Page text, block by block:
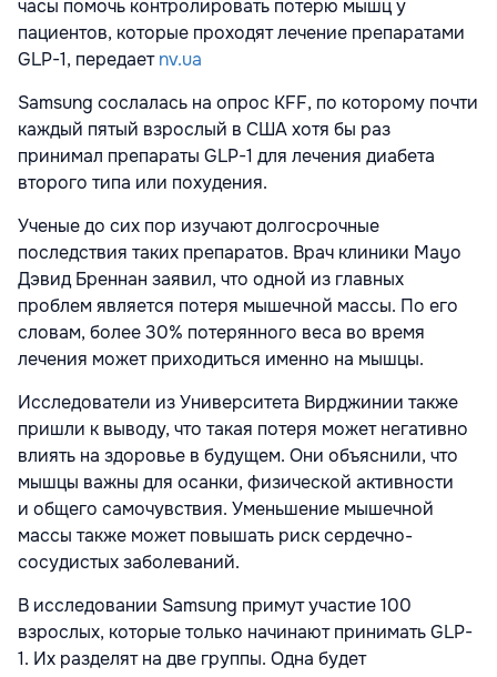
часы помочь контролировать потерю мышц у
пациентов, которые проходят лечение препаратами
GLP-1, передаетnv.ua
Samsung сослалась на опрос KFF, по которому почти
каждый пятый взрослый в США хотя бы раз
принимал препараты GLP-1 для лечения диабета
второго типа или похудения.
Ученые до сих пор изучают долгосрочные
последствия таких препаратов. Врач клиники Mayo
Дэвид Бреннан заявил, что одной из главных
проблем является потеря мышечной массы. По его
словам, более 30% потерянного веса во время
лечения может приходиться именно на мышцы.
Исследователи из Университета Вирджинии также
пришли к выводу, что такая потеря может негативно
влиять на здоровье в будущем. Они объяснили, что
мышцы важны для осанки, физической активности
и общего самочувствия. Уменьшение мышечной
массы также может повышать риск сердечно-
сосудистых заболеваний.
В исследовании Samsung примут участие 100
взрослых, которые только начинают принимать GLP-
1. Их разделят на две группы. Одна будет